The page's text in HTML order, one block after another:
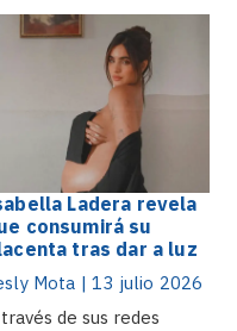
Ladera revela
consumirá su
tras dar a luz
Mota | 13 julio 2026
de sus redes